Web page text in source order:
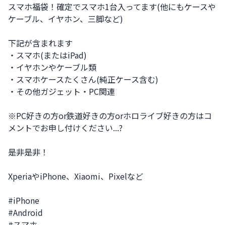
スマホ福袋！確定でスマホ1台入ってます(他にもケースや
ケーブル、イヤホン、三脚など)
下記が含まれます
・スマホ(またはiPad)
・イヤホンやケーブル類
・スマホケースたくさん(純正ケース含む)
・その他ガジェット・PC関連
※PC好きの方or鉄道好きの方orホロライブ好きの方はコ
メントでお申し付けください...?
是非是非！
XperiaやiPhone、Xiaomi、Pixelなど
#iPhone
#Android